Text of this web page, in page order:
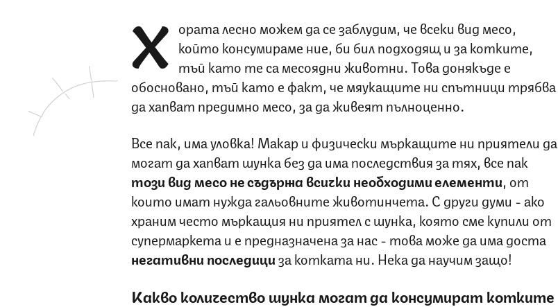
Х ората лесно можем да се заблудим, че всеки вид месо,
който консумираме ние, би бил подходящ и за котките,
тъй като те са месоядни животни. Това донякъде е
обосновано, тъй като е факт, че мяукащите ни спътници трябва
да хапват предимно месо, за да живеят пълноценно.
Все пак, има уловка! Макар и физически мъркащите ни приятели да
могат да хапват шунка без да има последствия за тях, все пак
този вид месо не съдържа всички необходими елементи, от
които имат нужда гальовните животинчета. С други думи - ако
храним често мъркащия ни приятел с шунка, която сме купили от
супермаркета и е предназначена за нас - това може да има доста
негативни последициза котката ни. Нека да научим защо!
Какво количество шунка могат да консумират котките